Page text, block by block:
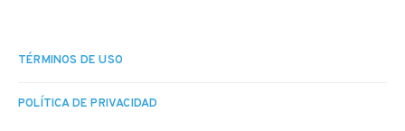
TÉRMINOS DE USO
POLÍTICA DE PRIVACIDAD